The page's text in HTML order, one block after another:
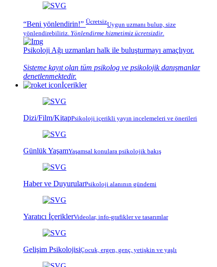
“Beni yönlendirin!” ÜcretsizUygun uzmanı bulup, size
yönlendirebiliriz. Yönlendirme hizmetimiz ücretsizdir.
Psikoloji Ağı uzmanları halk ile buluşturmayı amaçlıyor.
Sisteme kayıt olan tüm psikolog ve psikolojik danışmanlar
denetlenmektedir.
İçerikler
Dizi/Film/KitapPsikoloji içerikli yayın incelemeleri ve önerileri
Günlük YaşamYaşamsal konulara psikolojik bakış
Haber ve DuyurularPsikoloji alanının gündemi
Yaratıcı İçeriklerVideolar, info-grafikler ve tasarımlar
Gelişim PsikolojisiÇocuk, ergen, genç, yetişkin ve yaşlı